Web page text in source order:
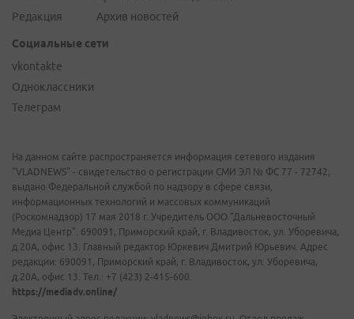
Редакция
Архив новостей
Социальные сети
vkontakte
Одноклассники
Телеграм
На данном сайте распространяется информация сетевого издания
"VLADNEWS" - свидетельство о регистрации СМИ ЭЛ № ФС 77 - 72742,
выдано Федеральной службой по надзору в сфере связи,
информационных технологий и массовых коммуникаций
(Роскомнадзор) 17 мая 2018 г. Учредитель ООО "Дальневосточный
Медиа Центр". 690091, Приморский край, г. Владивосток, ул. Уборевича,
д.20А, офис 13. Главный редактор Юркевич Дмитрий Юрьевич. Адрес
редакции: 690091, Приморский край, г. Владивосток, ул. Уборевича,
д.20А, офис 13. Тел.: +7 (423) 2-415-600.
https://mediadv.online/